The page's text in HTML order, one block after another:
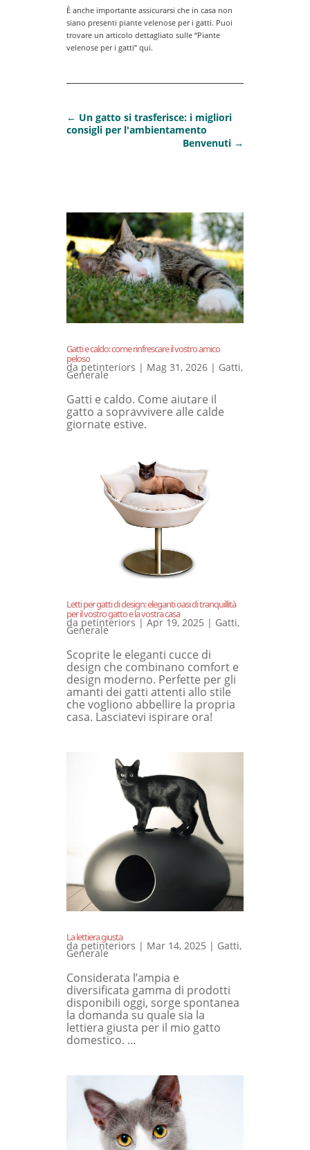
È anche importante assicurarsi che in casa non
siano presenti piante velenose per i gatti. Puoi
trovare un articolo dettagliato sulle “Piante
velenose per i gatti” qui.
← Un gatto si trasferisce: i migliori
consigli per l'ambientamento
Benvenuti→
Gatti e caldo: come rinfrescare il vostro amico
peloso
da petinteriors | Mag 31, 2026 | Gatti,
Generale
Gatti e caldo. Come aiutare il
gatto a sopravvivere alle calde
giornate estive.
Letti per gatti di design: eleganti oasi di tranquillità
per il vostro gatto e la vostra casa
da petinteriors |Apr 19, 2025 | Gatti,
Generale
Scoprite le eleganti cucce di
design che combinano comfort e
design moderno. Perfette per gli
amanti dei gatti attenti allo stile
che vogliono abbellire la propria
casa. Lasciatevi ispirare ora!
La lettiera giusta
da petinteriors | Mar 14, 2025 | Gatti,
Generale
Considerata l’ampia e
diversificata gamma di prodotti
disponibili oggi, sorge spontanea
la domanda su quale sia la
lettiera giusta per il mio gatto
domestico. …